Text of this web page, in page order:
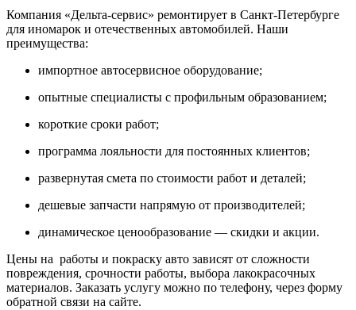
Компания «Дельта-сервис» ремонтирует в Санкт-Петербурге
для иномарок и отечественных автомобилей. Наши
преимущества:
импортное автосервисное оборудование;
опытные специалисты с профильным образованием;
короткие сроки работ;
программа лояльности для постоянных клиентов;
развернутая смета по стоимости работ и деталей;
дешевые запчасти напрямую от производителей;
динамическое ценообразование — скидки и акции.
Цены на работы и покраску авто зависят от сложности
повреждения, срочности работы, выбора лакокрасочных
материалов. Заказать услугу можно по телефону, через форму
обратной связи на сайте.